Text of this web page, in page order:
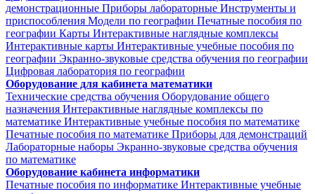
демонстрационные Приборы лабораторные Инструменты и
приспособления Модели по географии Печатные пособия по
географии Карты Интерактивные наглядные комплексы
Интерактивные карты Интерактивные учебные пособия по
географии Экранно-звуковые средства обучения по географии
Цифровая лаборатория по географии
Оборудование для кабинета математики
Технические средства обучения Оборудование общего
назначения Интерактивные наглядные комплексы по
математике Интерактивные учебные пособия по математике
Печатные пособия по математике Приборы для демонстраций
Лабораторные наборы Экранно-звуковые средства обучения
по математике
Оборудование кабинета информатики
Печатные пособия по информатике Интерактивные учебные